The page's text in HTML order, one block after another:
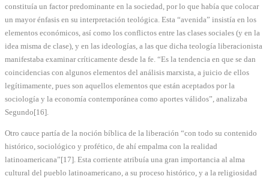
constituía un factor predominante en la sociedad, por lo que había que colocar
un mayor énfasis en su interpretación teológica. Esta “avenida” insistía en los
elementos económicos, así como los conflictos entre las clases sociales (y en la
idea misma de clase), y en las ideologías, a las que dicha teología liberacionista
manifestaba examinar críticamente desde la fe. “Es la tendencia en que se dan
coincidencias con algunos elementos del análisis marxista, a juicio de ellos
legítimamente, pues son aquellos elementos que están aceptados por la
sociología y la economía contemporánea como aportes válidos”, analizaba
Segundo[16].
Otro cauce partía de la noción bíblica de la liberación “con todo su contenido
histórico, sociológico y profético, de ahí empalma con la realidad
latinoamericana”[17]. Esta corriente atribuía una gran importancia al alma
cultural del pueblo latinoamericano, a su proceso histórico, y a la religiosidad